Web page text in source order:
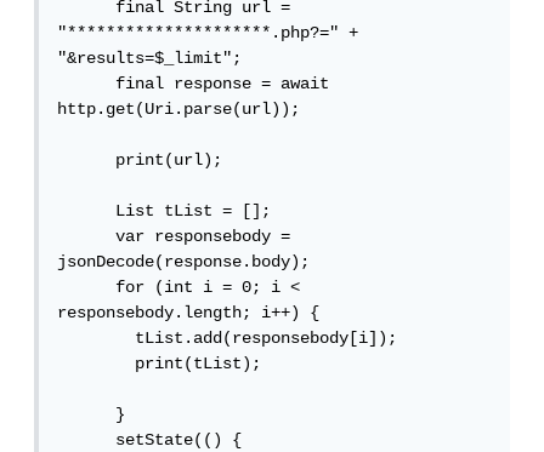
      final String url =
"*********************.php?=" +
"&results=$_limit";
      final response = await
http.get(Uri.parse(url));
      print(url);
      List tList = [];
      var responsebody =
jsonDecode(response.body);
      for (int i = 0; i <
responsebody.length; i++) {
        tList.add(responsebody[i]);
        print(tList);
      }
      setState(() {